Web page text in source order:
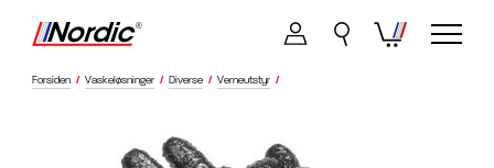
Forsiden / Vaskeløsninger / Diverse / Verneutstyr /